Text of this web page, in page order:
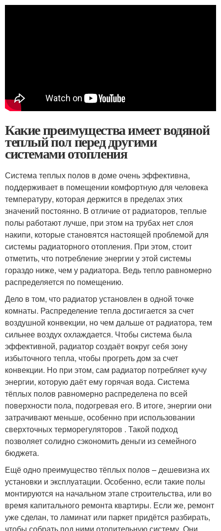
Какие преимущества имеет водяной
теплый пол перед другими
системами отопления
Система теплых полов в доме очень эффективна,
поддерживает в помещении комфортную для человека
температуру, которая держится в пределах этих
значений постоянно. В отличие от радиаторов, теплые
полы работают лучше, при этом на трубах нет слоя
накипи, которые становятся настоящей проблемой для
системы радиаторного отопления. При этом, стоит
отметить, что потребление энергии у этой системы
гораздо ниже, чем у радиатора. Ведь тепло равномерно
распределяется по помещению.
Дело в том, что радиатор установлен в одной точке
комнаты. Распределение тепла достигается за счет
воздушной конвекции, но чем дальше от радиатора, тем
сильнее воздух охлаждается. Чтобы система была
эффективной, радиатор создаёт вокруг себя зону
избыточного тепла, чтобы прогреть дом за счет
конвекции. Но при этом, сам радиатор потребляет кучу
энергии, которую даёт ему горячая вода. Система
тёплых полов равномерно распределена по всей
поверхности пола, подогревая его. В итоге, энергии они
затрачивают меньше, особенно при использовании
сверхточных терморегуляторов . Такой подход
позволяет солидно сэкономить деньги из семейного
бюджета.
Ещё одно преимущество тёплых полов – дешевизна их
установки и эксплуатации. Особенно, если такие полы
монтируются на начальном этапе строительства, или во
время капитального ремонта квартиры. Если же, ремонт
уже сделан, то ламинат или паркет придётся разбирать,